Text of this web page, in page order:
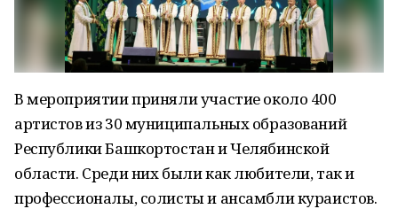
В мероприятии приняли участие около 400
артистов из 30 муниципальных образований
Республики Башкортостан и Челябинской
области. Среди них были как любители, так и
профессионалы, солисты и ансамбли кураистов.